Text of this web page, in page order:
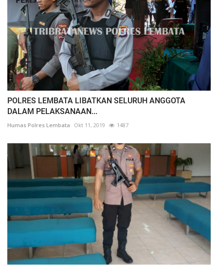
POLRES LEMBATA LIBATKAN SELURUH ANGGOTA
DALAM PELAKSANAAN...
Humas Polres Lembata Okt 11, 2019 1487